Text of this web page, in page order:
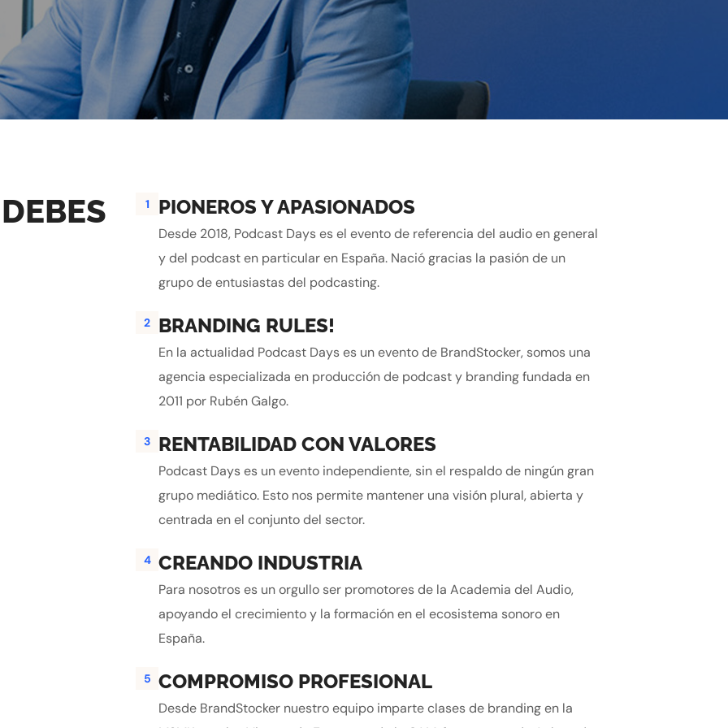
1 PIONEROS Y APASIONADOS
Desde 2018, Podcast Days es el evento de referencia del audio en general
y del podcast en particular en España. Nació gracias la pasión de un
grupo de entusiastas del podcasting.
2 BRANDING RULES!
En la actualidad Podcast Days es un evento de BrandStocker, somos una
agencia especializada en producción de podcast y branding fundada en
2011 por Rubén Galgo.
3 RENTABILIDAD CON VALORES
Podcast Days es un evento independiente, sin el respaldo de ningún gran
grupo mediático. Esto nos permite mantener una visión plural, abierta y
centrada en el conjunto del sector.
4 CREANDO INDUSTRIA
Para nosotros es un orgullo ser promotores de la Academia del Audio,
apoyando el crecimiento y la formación en el ecosistema sonoro en
España.
5 COMPROMISO PROFESIONAL
Desde BrandStocker nuestro equipo imparte clases de branding en la